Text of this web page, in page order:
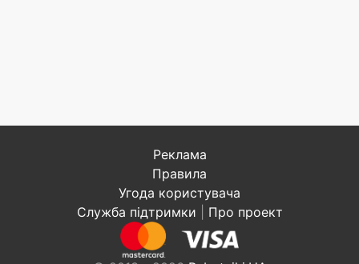
Реклама
Правила
Угода користувача
Служба підтримки
Про проект